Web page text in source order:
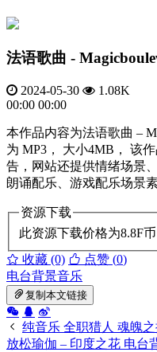
法语歌曲 -
2024-05-30
1.08K
00:00 00:00
本作品内容为法语歌曲 –
为 MP3， 大小4MB， 该
告，网站还提供情绪场景
朗诵配乐、游戏配乐场景
资源下载
此资源下载价格为8.8F
收藏 (0)
点赞 (0)
电台背景音乐
复制本文链接
纯音乐 全职猎人 魂魄
放松瑜伽 – 印度之花 电台